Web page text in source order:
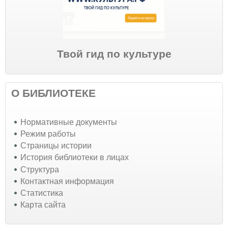
Твой гид по культуре
О БИБЛИОТЕКЕ
Нормативные документы
Режим работы
Страницы истории
История библиотеки в лицах
Структура
Контактная информация
Статистика
Карта сайта